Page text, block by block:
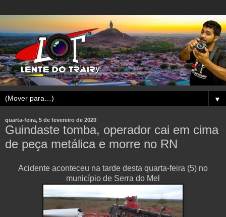
▼
quarta-feira, 5 de fevereiro de 2020
Guindaste tomba, operador cai em cima
de peça metálica e morre no RN
Acidente aconteceu na tarde desta quarta-feira (5) no
município de Serra do Mel